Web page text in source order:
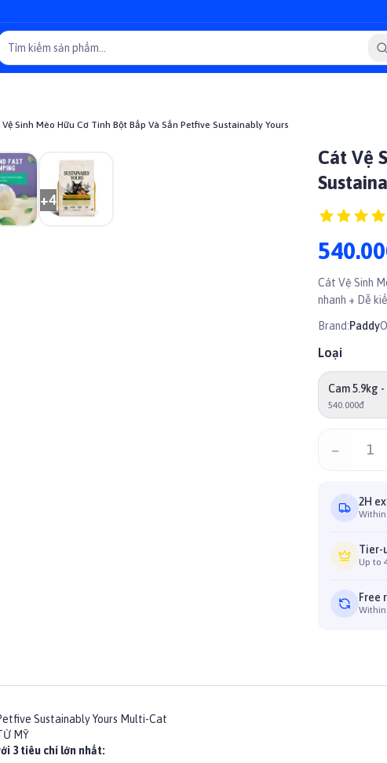
Vệ Sinh Mèo Hữu Cơ Tinh Bột Bắp Và Sắn Petfive Sustainably Yours
+4
Cát Vệ
Cát Vệ Sinh
nhanh + Dễ
Brand:Paddy
Loại
Cam 5.9kg
540.000đ
− 1
2H
Within
Tier-
Up to
Free
Within
Sustainably Yours Multi-Cat
MỸ
3 tiêu chí lớn nhất: